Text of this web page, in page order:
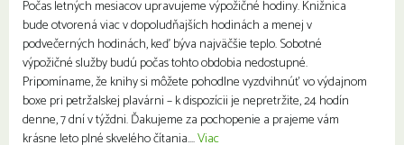
Počas letných mesiacov upravujeme výpožičné hodiny. Knižnica
bude otvorená viac v dopoludňajších hodinách a menej v
podvečerných hodinách, keď býva najväčšie teplo. Sobotné
výpožičné služby budú počas tohto obdobia nedostupné.
Pripomíname, že knihy si môžete pohodlne vyzdvihnúť vo výdajnom
boxe pri petržalskej plavárni – k dispozícii je nepretržite, 24 hodín
denne, 7 dní v týždni. Ďakujeme za pochopenie a prajeme vám
krásne leto plné skvelého čítania....Viac